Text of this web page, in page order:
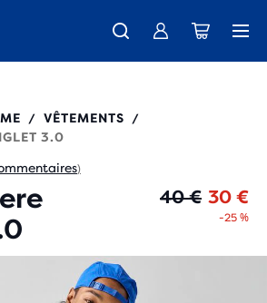
Amp est là - Acheter Femme Homme
Cascadia - Acheter maintenant
pour les membres. Rejoignez-nous
/ VÊTEMENTS
/
3.0
)
40 € 30 €
-25 %